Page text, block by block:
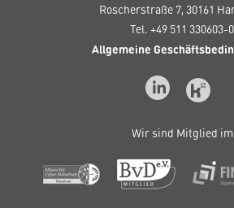
Roscherstraße 7, 30161
Tel. +49 511 330603-0
Allgemeine
Wir sind Mitglied im